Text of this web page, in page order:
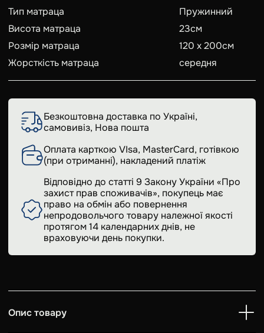
Тип матраца
Пружинний
Висота матраца
23см
Розмір матраца
120 x 200см
Жорсткість матраца
середня
Безкоштовна доставка по Україні,
самовивіз, Нова пошта
Оплата карткою VIsa, MasterCard, готівкою
(при отриманні), накладений платіж
Відповідно до статті 9 Закону України «Про
захист прав споживачів», покупець має
право на обмін або повернення
непродовольчого товару належної якості
протягом 14 календарних днів, не
враховуючи день покупки.
Опис товару